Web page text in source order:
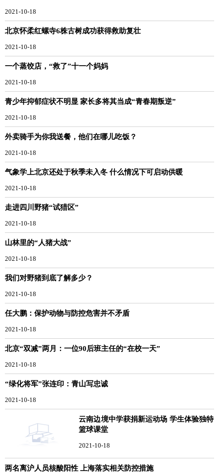
2021-10-18
北京怀柔红螺寺6株古树成功获得救助复壮
2021-10-18
一个蒸饺店，“救了”十一个妈妈
2021-10-18
青少年抑郁症状不明显 家长多将其当成“青春期叛逆”
2021-10-18
外卖骑手为你我送餐，他们在哪儿吃饭？
2021-10-18
气象学上北京还处于秋季未入冬 什么情况下可启动供暖
2021-10-18
走进四川野猪“试猎区”
2021-10-18
山林里的“人猪大战”
2021-10-18
我们对野猪到底了解多少？
2021-10-18
任大鹏：保护动物与防控危害并不矛盾
2021-10-18
北京“双减”两月：一位90后班主任的“在校一天”
2021-10-18
“绿化将军”张连印：青山写忠诚
2021-10-18
云南边境中学获捐新运动场 学生体验独特
篮球课堂
2021-10-18
两名离沪人员核酸阳性 上海落实相关防控措施